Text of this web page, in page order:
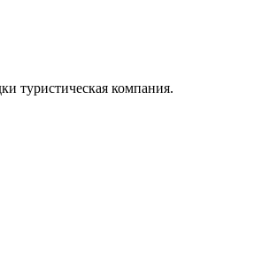
туристическая компания.